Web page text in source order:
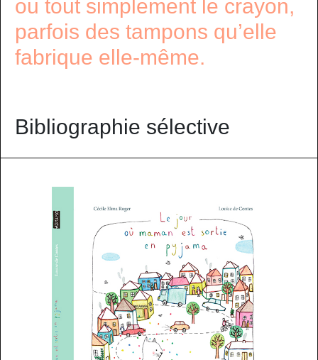
ou tout simplement le crayon,
parfois des tampons qu’elle
fabrique elle-même.
Bibliographie sélective